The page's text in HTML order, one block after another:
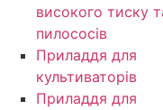
високого тиску
пилососів
Приладдя для
культиваторів
Приладдя для